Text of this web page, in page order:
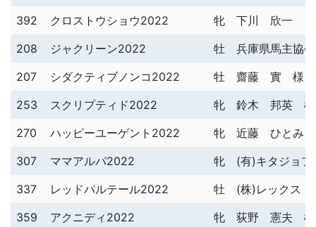
392
クロストウショウ2022 牝
下川 欣一
208
ジャクリーン2022 牡
兵庫県馬主協
207
シダクティブノンコ2022 牡
齋藤 實 様
253
スクリプティド2022 牝
鈴木 邦英 様
270
ハッピーユーゲント2022 牝
近藤 ひとみ
307
ママアルパ2022 牝
(有)キタジョ
337
レッドパルテール2022 牡
(株)レックス
359
アクニディ2022 牝
荻野 憲夫 様